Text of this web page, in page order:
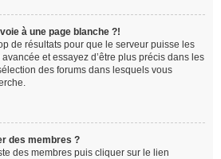
à une page blanche ?!
de résultats pour que le serveur puisse les
et essayez d’être plus précis dans les
des forums dans lesquels vous
des membres ?
des membres puis cliquer sur le lien